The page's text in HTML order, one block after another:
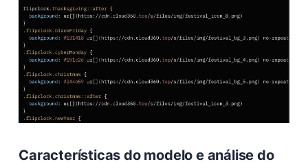
Características do modelo e análise do